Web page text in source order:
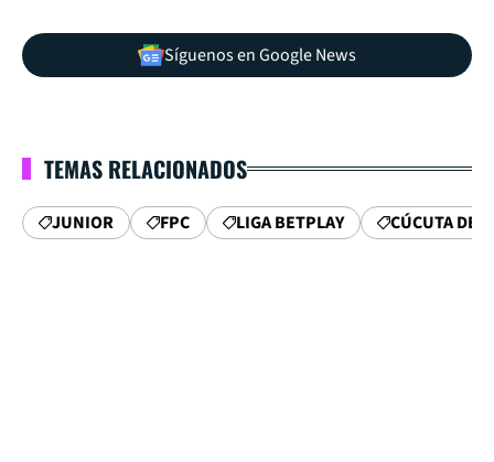
Síguenos en Google News
TEMAS RELACIONADOS
JUNIOR FPC LIGA BETPLAY CÚCUTA